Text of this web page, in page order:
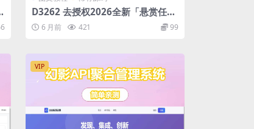
D3262 去授权2026全新「悬赏任务
发布平台源码」拉新地推系统源码发
布
6 月前 421 99
VIP